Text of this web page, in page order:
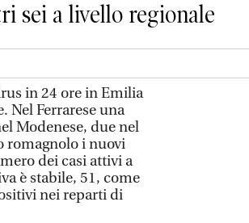
sei a livello regionale
in 24 ore in Emilia
Nel Ferrarese una
Modenese, due nel
romagnolo i nuovi
dei casi attivi a
è stabile, 51, come
nei reparti di